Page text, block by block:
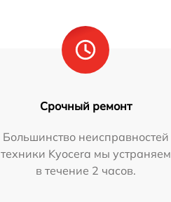
Срочный ремонт
Большинство неисправностей
техники Kyocera мы устраняем
в течение 2 часов.